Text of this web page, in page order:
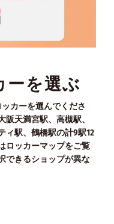
ーを選ぶ
カーを選んでくださ
天満宮駅、高槻駅、
ィ駅、鶴橋駅の計9駅12
ロッカーマップをご覧
できるショップが異な